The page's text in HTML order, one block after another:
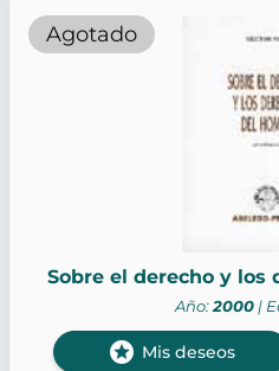
Agotado
Sobre el derecho y los
Año:2000|
stars Mis deseos